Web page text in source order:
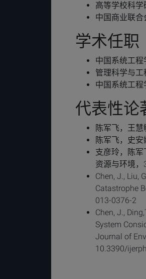
高等学校科学
中国商业联合
学术任职
中国系统工
管理科学与
中国系统工
代表性论
陈军飞，王
陈军飞，史
支彦玲，陈军
资源与环境
Chen, J., Liu,
Catastrophe
013-0376-2
Chen, J.,
System
Journal of
10.3390/